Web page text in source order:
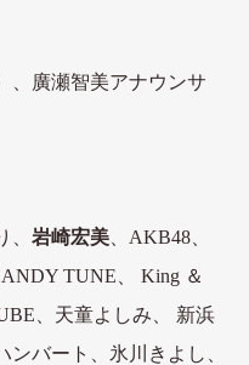
、廣瀬智美アナウンサ
、岩崎宏美 、AKB48、
TUNE、 King ＆
、天童よしみ、 新浜
ンバート、氷川きよし、